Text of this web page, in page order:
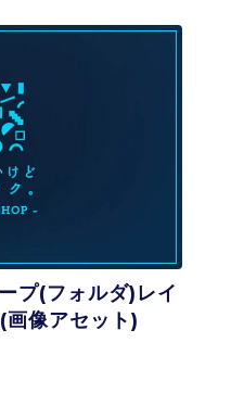
プ(フォルダ)レイ
像アセット)